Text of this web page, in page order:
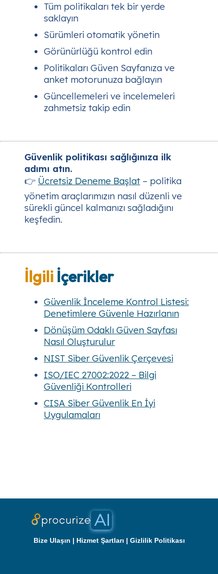
Tüm politikaları tek bir yerde
saklayın
Sürümleri otomatik yönetin
Görünürlüğü kontrol edin
Politikaları Güven Sayfanıza ve
anket motorunuza bağlayın
Güncellemeleri ve incelemeleri
zahmetsiz takip edin
Güvenlik politikası sağlığınıza ilk
adımı atın.
👉 Ücretsiz Deneme Başlat – politika
yönetim araçlarımızın nasıl düzenli ve
sürekli güncel kalmanızı sağladığını
keşfedin.
İlgili İçerikler
Güvenlik İnceleme Kontrol Listesi:
Denetimlere Güvenle Hazırlanın
Dönüşüm Odaklı Güven Sayfası
Nasıl Oluşturulur
NIST Siber Güvenlik Çerçevesi
ISO/IEC 27002:2022 – Bilgi
Güvenliği Kontrolleri
CISA Siber Güvenlik En İyi
Uygulamaları
Bize Ulaşın | Hizmet Şartları | Gizlilik Politikası